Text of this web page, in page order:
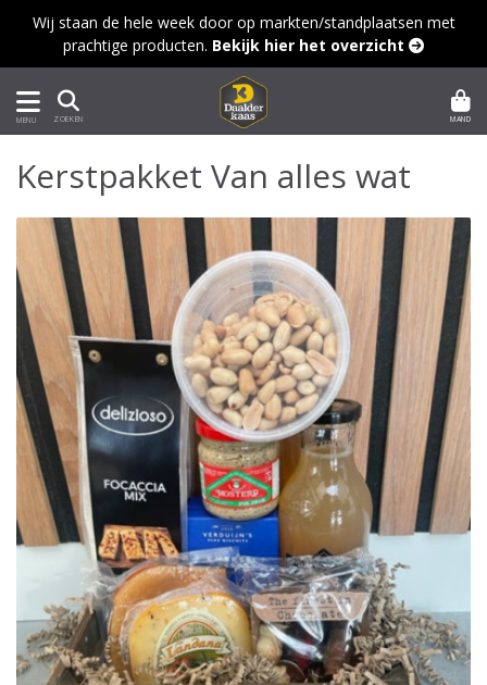
Wij staan de hele week door op markten/standplaatsen met
prachtige producten. Bekijk hier het overzicht 
MENU ZOEKEN MAND
Kerstpakket Van alles wat